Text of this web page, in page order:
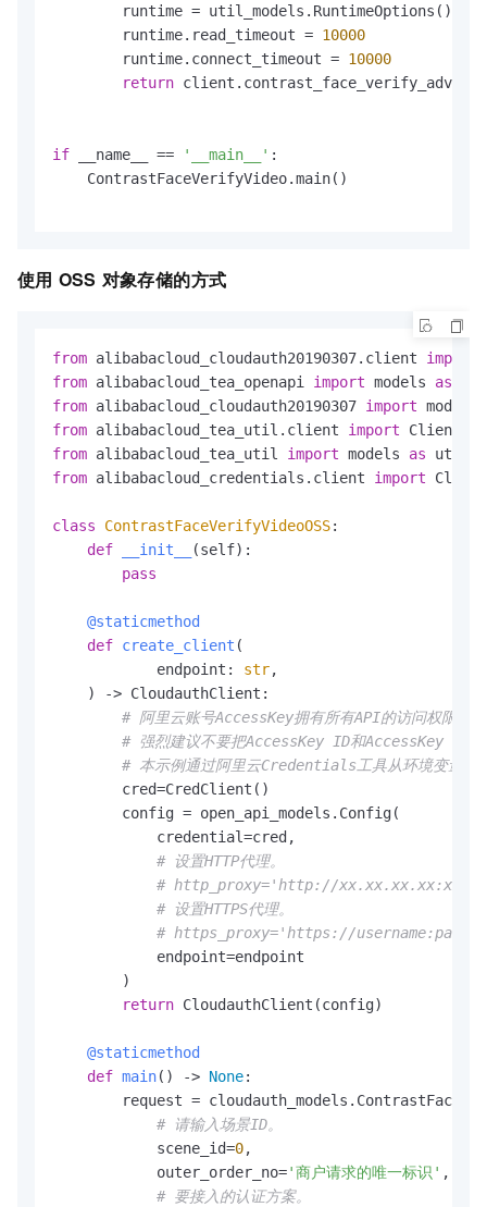
        runtime = util_models.RuntimeOptions()
        runtime.read_timeout =
10000
        runtime.connect_timeout =
10000
return
if __name__ == '__main__' :
    ContrastFaceVerifyVideo.main()
使用 OSS 对象存储的方式
from alibabacloud_cloudauth20190307.client import
from alibabacloud_tea_openapi import models as
from alibabacloud_cloudauth20190307 import models
from alibabacloud_tea_util.client import Client
from alibabacloud_tea_util import models as
from alibabacloud_credentials.client import
class ContrastFaceVerifyVideoOSS:
def
__init__ (self):
pass
    @staticmethod
def create_client (
            endpoint:
str,
) -> CloudauthClient:
# 阿里云账号AccessKey拥有所有API的访问权限，
# 强烈建议不要把AccessKey ID和AccessKey
# 本示例通过阿里云Credentials工具从环境变
        cred=CredClient()
        config = open_api_models.Config(
            credential=cred,
# 设置HTTP代理。
# http_proxy='http://
# 设置HTTPS代理。
# https_proxy='https://
            endpoint=endpoint
        )
return CloudauthClient(config)
    @staticmethod
def main() -> None:
request =
# 请输入场景ID。
            scene_id=
0,
            outer_order_no=
'商户请求的唯一标识' ,
# 要接入的认证方案。